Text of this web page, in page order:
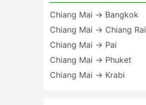
Chiang Mai → Bangkok
Chiang Mai → Chiang Rai
Chiang Mai → Pai
Chiang Mai → Phuket
Chiang Mai → Krabi